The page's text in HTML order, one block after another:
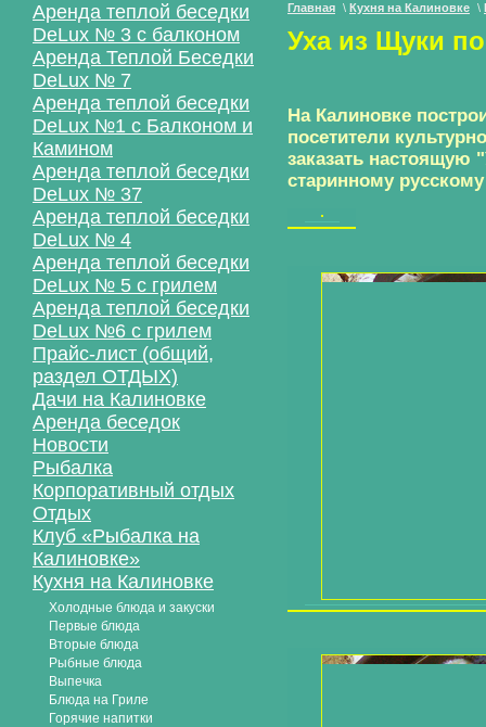
Аренда теплой беседки
DeLux № 3 с балконом
Аренда Теплой Беседки
DeLux № 7
Аренда теплой беседки
DeLux №1 с Балконом и
Камином
Аренда теплой беседки
DeLux № 37
Аренда теплой беседки
DeLux № 4
Аренда теплой беседки
DeLux № 5 с грилем
Аренда теплой беседки
DeLux №6 с грилем
Прайс-лист (общий,
раздел ОТДЫХ)
Дачи на Калиновке
Аренда беседок
Новости
Рыбалка
Корпоративный отдых
Отдых
Клуб «Рыбалка на
Калиновке»
Кухня на Калиновке
Холодные блюда и закуски
Первые блюда
Вторые блюда
Рыбные блюда
Выпечка
Блюда на Гриле
Горячие напитки
Главная \ Кухня на Калиновке \
Уха из Щуки
На Калиновке
посетители
заказать настоящую
старинному русскому